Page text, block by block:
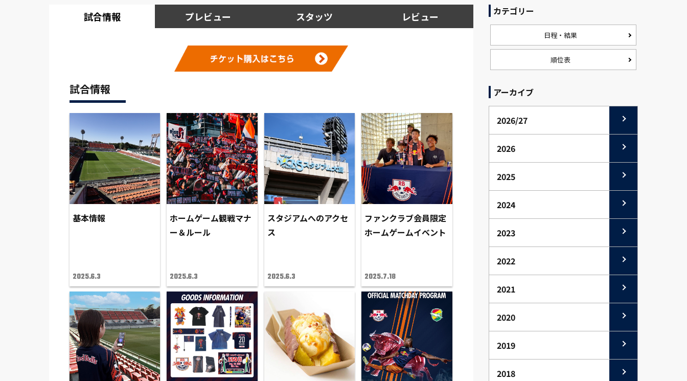
試合情報 プレビュー スタッツ レビュー
試合情報
基本情報
2025.6.3
ホームゲーム観戦マナ
ー＆ルール
2025.6.3
スタジアムへのアクセ
ス
2025.6.3
ファンクラブ会員限定
ホームゲームイベント
2025.7.18
カテゴリー
日程・結果
順位表
アーカイブ
2026/27
2026
2025
2024
2023
2022
2021
2020
2019
2018